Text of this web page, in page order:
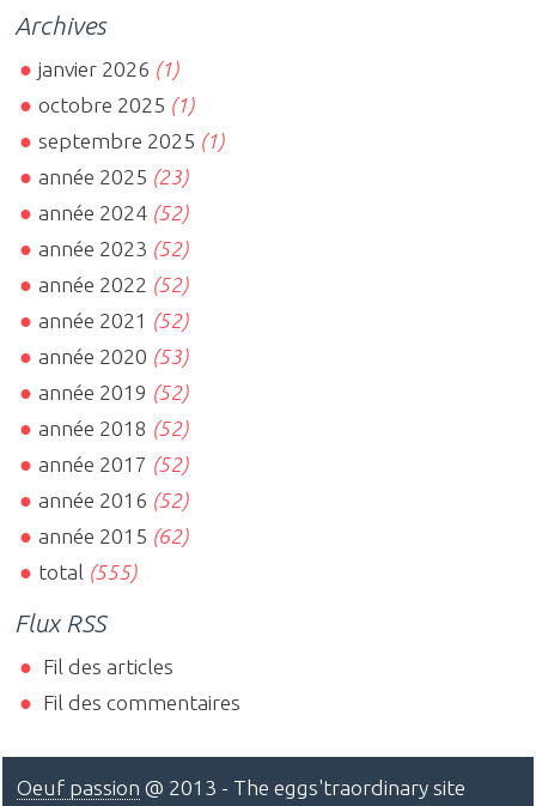
Archives
janvier 2026 (1)
octobre 2025 (1)
septembre 2025 (1)
année 2025 (23)
année 2024 (52)
année 2023 (52)
année 2022 (52)
année 2021 (52)
année 2020 (53)
année 2019 (52)
année 2018 (52)
année 2017 (52)
année 2016 (52)
année 2015 (62)
total (555)
Flux RSS
Fil des articles
Fil des commentaires
Oeuf passion @ 2013 - The eggs'traordinary site